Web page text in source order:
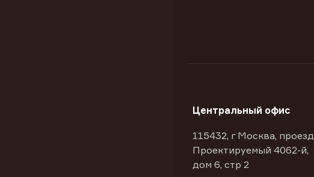
Центральный офис
115432, г Москва, проезд
Проектируемый 4062-й,
дом 6, стр 2